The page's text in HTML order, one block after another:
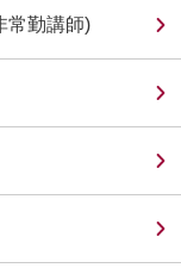
勤講師)